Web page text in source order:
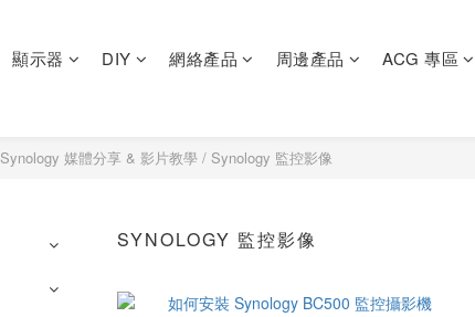
顯示器 DIY 網絡產品 周邊產品 ACG 專區
Synology 媒體分享 & 影片教學 / Synology 監控影像
SYNOLOGY 監控影像